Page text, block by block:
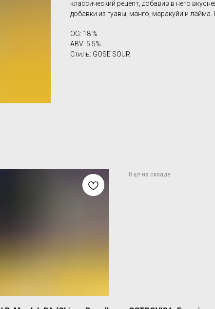
классический рецепт, добавив в него
добавки из гуавы, манго, маракуйи и
OG: 18 %
ABV: 5.5%
Стиль: GOSE SOUR